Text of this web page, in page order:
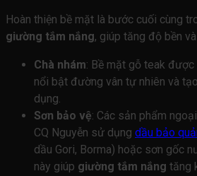
Hoàn thiện bề mặt là bước cuối cùng
giường tắm nắng, giúp tăng độ bền
Chà nhám: Bề mặt gỗ teak được
nổi bật đường vân tự nhiên và
dụng.
Sơn bảo vệ: Các sản phẩm
CQ Nguyễn sử dụng dầu bảo
dầu Gori, Borma) hoặc sơn gốc
này giúp giường tắm nắng tăng